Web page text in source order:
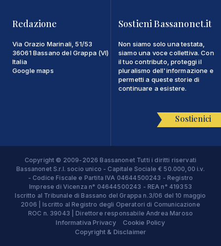
Redazione
Via Orazio Marinali, 51/53
36061 Bassano del Grappa (VI)
Italia
Google maps
Sostieni Bassanonet.it
Non siamo solo una testata,
siamo una voce collettiva. Con
il tuo contributo, proteggi il
pluralismo dell'informazione e
permetti a queste storie di
continuare a esistere.
Sostienici
Copyright © 2009-2026 Bassanonet Tutti i diritti riservati
Bassanonet S.r.l. socio unico - Capitale Sociale € 50.000,00 i.v.
- Codice Fiscale e Partita IVA 04644500243 - Registro
Imprese di Vicenza n° 04644500243 - REA n° 419353
Iscritto al Tribunale di Bassano del Grappa n.3/06 del 10 maggio
2006 | Iscritto al Registro degli Operatori di Comunicazione
ROC n. 39043 | Direttore responsabile Andrea Maroso
Informativa Privacy
Cookie Policy
Copyright & Disclaimer